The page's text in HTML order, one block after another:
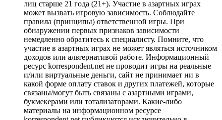
лиц старше 21 года (21+). Участие в азартных играх
может вызвать игровую зависимость. Соблюдайте
правила (принципы) ответственной игры. При
обнаружении первых признаков зависимости
немедленно обратитесь к специалисту. Помните, что
участие в азартных играх не может являться источником
доходов или альтернативой работе. Информационный
ресурс korrespondent.net не проводит игры на реальные
и/или виртуальные деньги, сайт не принимает ни в
какой форме оплату ставок и других платежей, которые
связаны/могут быть связаны с азартными играми,
букмекерами или тотализаторами. Какие-либо
материалы на информационном ресурсе